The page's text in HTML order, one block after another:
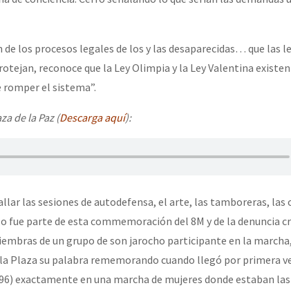
los procesos legales de los y las desaparecidas… que las
reconoce que la Ley Olimpia y la Ley Valentina
romper el sistema”.
de la Paz (Descarga aquí):
las sesiones de autodefensa, el arte, las tamboreras, las
fue parte de esta commemoración del 8M y de la denuncia
de un grupo de son jarocho participante en la
Plaza su palabra rememorando cuando llegó por primera
exactamente en una marcha de mujeres donde estaban